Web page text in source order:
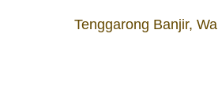
Tenggarong Banjir,